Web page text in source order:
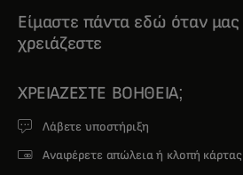
Είμαστε πάντα εδώ όταν μας
χρειάζεστε
ΧΡΕΙΆΖΕΣΤΕ ΒΟΉΘΕΙΑ;
Λάβετε υποστήριξη
Αναφέρετε απώλεια ή κλοπή κάρτας